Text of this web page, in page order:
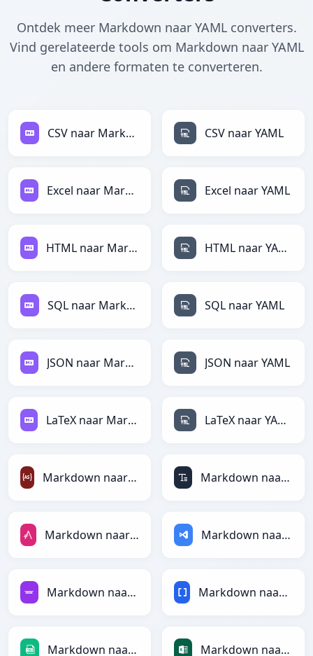
Ontdek meer Markdown naar YAML converters.
Vind gerelateerde tools om Markdown naar YAML
en andere formaten te converteren.
CSV naar Markdown CSV naar YAML
Excel naar Markdown Excel naar YAML
HTML naar Markdown HTML naar YAML
SQL naar Markdown SQL naar YAML
JSON naar Markdown JSON naar YAML
LaTeX naar Markdown LaTeX naar YAML
Markdown naar ActionScript Markdown naar ASCII
Markdown naar AsciiDoc Markdown naar ASP
Markdown naar Avro Markdown naar BBCode
Markdown naar CSV Markdown naar Excel